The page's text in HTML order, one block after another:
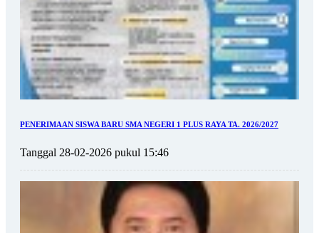
PENERIMAAN SISWA BARU SMA NEGERI 1 PLUS RAYA TA. 2026/2027
Tanggal 28-02-2026 pukul 15:46